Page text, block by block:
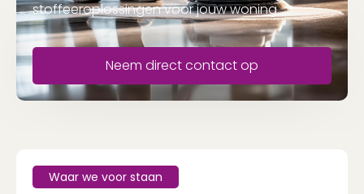
stoffeeroplossingen voor jouw woning.
Neem direct contact op
Waar we voor staan